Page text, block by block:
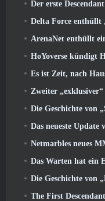
Der erste Descendant feiert
Delta Force enthüllt „Season
ArenaNet enthüllt ein auf
HoYoverse kündigt
Es ist Zeit, nach Hause zurückzukehren und
Zweiter „exklusiver“ Betatest
Die Geschichte von „Song Of The
Das neueste Update
Netmarbles neues MMORPG
Das Warten hat ein
Die Geschichte von „Legacy Of The
The First Descendant